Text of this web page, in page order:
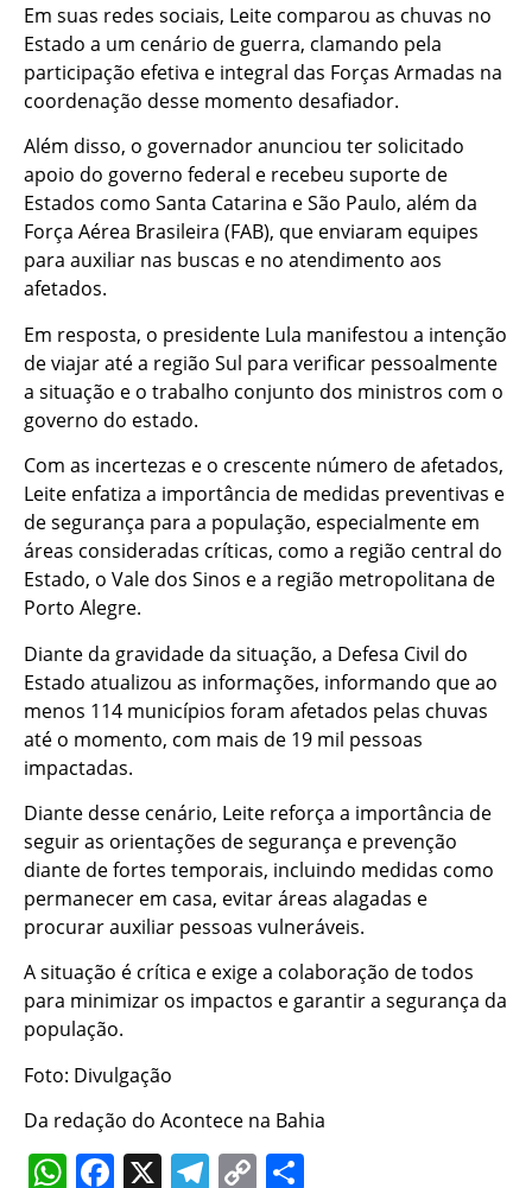
Em suas redes sociais, Leite comparou as chuvas no
Estado a um cenário de guerra, clamando pela
participação efetiva e integral das Forças Armadas na
coordenação desse momento desafiador.
Além disso, o governador anunciou ter solicitado
apoio do governo federal e recebeu suporte de
Estados como Santa Catarina e São Paulo, além da
Força Aérea Brasileira (FAB), que enviaram equipes
para auxiliar nas buscas e no atendimento aos
afetados.
Em resposta, o presidente Lula manifestou a intenção
de viajar até a região Sul para verificar pessoalmente
a situação e o trabalho conjunto dos ministros com o
governo do estado.
Com as incertezas e o crescente número de afetados,
Leite enfatiza a importância de medidas preventivas e
de segurança para a população, especialmente em
áreas consideradas críticas, como a região central do
Estado, o Vale dos Sinos e a região metropolitana de
Porto Alegre.
Diante da gravidade da situação, a Defesa Civil do
Estado atualizou as informações, informando que ao
menos 114 municípios foram afetados pelas chuvas
até o momento, com mais de 19 mil pessoas
impactadas.
Diante desse cenário, Leite reforça a importância de
seguir as orientações de segurança e prevenção
diante de fortes temporais, incluindo medidas como
permanecer em casa, evitar áreas alagadas e
procurar auxiliar pessoas vulneráveis.
A situação é crítica e exige a colaboração de todos
para minimizar os impactos e garantir a segurança da
população.
Foto: Divulgação
Da redação do Acontece na Bahia
WhatsApp
Facebook
X Telegram
Copy